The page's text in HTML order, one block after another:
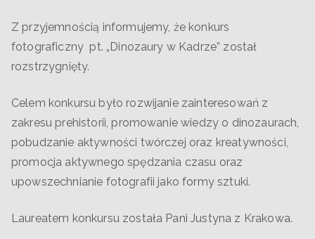
Z przyjemnością informujemy, że konkurs
fotograficzny pt. „Dinozaury w Kadrze” został
rozstrzygnięty.
Celem konkursu było rozwijanie zainteresowań z
zakresu prehistorii, promowanie wiedzy o dinozaurach,
pobudzanie aktywności twórczej oraz kreatywności,
promocja aktywnego spędzania czasu oraz
upowszechnianie fotografii jako formy sztuki.
Laureatem konkursu została Pani Justyna z Krakowa.